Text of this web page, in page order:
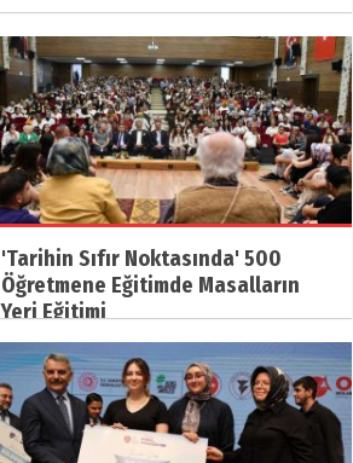
'Tarihin Sıfır Noktasında' 500
Öğretmene Eğitimde Masalların
Yeri Eğitimi